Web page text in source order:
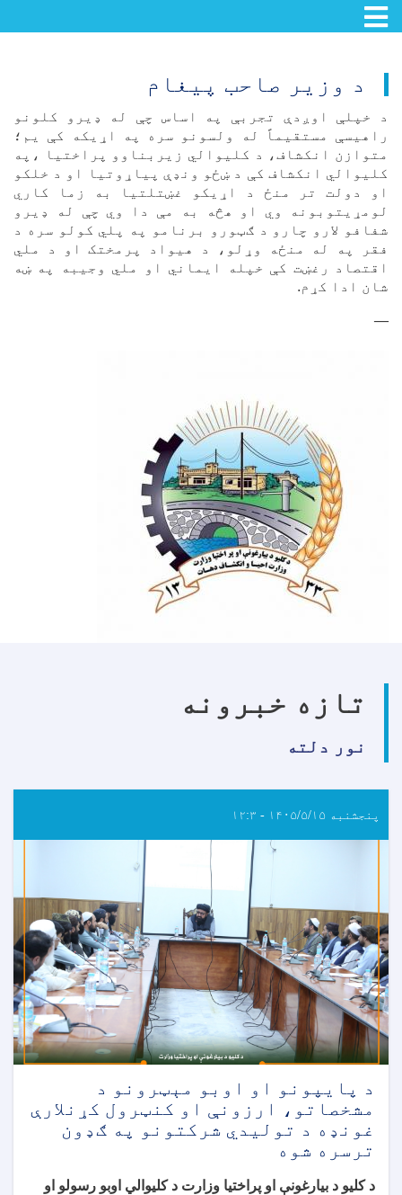
دانګل
د وزیر صاحب پیغام
د خپلې اوږدې تجربې په اساس چې له ډیرو کلونو
راهیسې مستقیماً له ولسونو سره په اړیکه کې یم؛
متوازن انکشاف، د کلیوالي زیربناوو پراختیا ،په
کلیوالي انکشاف کې د ښځو ونډې پیاړوتیا او د خلکو
او دولت تر منځ د اړیکو غښتلتیا به زما کاري
لومړيتوبونه وي او هڅه به مې دا وي چې له ډیرو
شفافو لارو چارو د ګټورو برنامو په پلي کولو سره د
فقر په له منځه وړلو، د هیواد پرمختک او د ملي
اقتصاد رغښت کې خپله ایماني او ملي وجیبه په ښه
شان ادا کړم.
تازه خبرونه
نور دلته
پنجشنبه ۱۴۰۵/۵/۱۵ - ۱۲:۳
د پایپونو او اوبو مېټرونو د
مشخصاتو، ارزونې او کنټرول کړنلارې
غونډه د تولیدي شرکتونو په ګډون
ترسره شوه
د کلیو د بیارغونې او پراختیا وزارت د کلیوالي اوبو رسولو او